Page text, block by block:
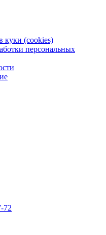
куки (cookies)
персональных
72